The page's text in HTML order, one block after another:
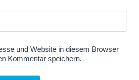
und Website in diesem Browser
Kommentar speichern.